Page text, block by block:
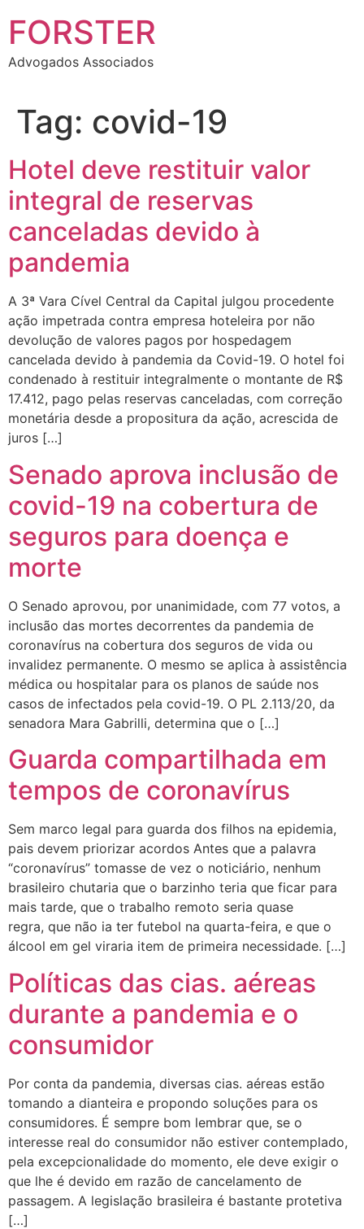
FORSTER
Advogados Associados
Tag: covid-19
Hotel deve restituir valor
integral de reservas
canceladas devido à
pandemia
A 3ª Vara Cível Central da Capital julgou procedente
ação impetrada contra empresa hoteleira por não
devolução de valores pagos por hospedagem
cancelada devido à pandemia da Covid-19. O hotel foi
condenado à restituir integralmente o montante de R$
17.412, pago pelas reservas canceladas, com correção
monetária desde a propositura da ação, acrescida de
juros […]
Senado aprova inclusão de
covid-19 na cobertura de
seguros para doença e
morte
O Senado aprovou, por unanimidade, com 77 votos, a
inclusão das mortes decorrentes da pandemia de
coronavírus na cobertura dos seguros de vida ou
invalidez permanente. O mesmo se aplica à assistência
médica ou hospitalar para os planos de saúde nos
casos de infectados pela covid-19. O PL 2.113/20, da
senadora Mara Gabrilli, determina que o […]
Guarda compartilhada em
tempos de coronavírus
Sem marco legal para guarda dos filhos na epidemia,
pais devem priorizar acordos Antes que a palavra
“coronavírus” tomasse de vez o noticiário, nenhum
brasileiro chutaria que o barzinho teria que ficar para
mais tarde, que o trabalho remoto seria quase
regra, que não ia ter futebol na quarta-feira, e que o
álcool em gel viraria item de primeira necessidade. […]
Políticas das cias. aéreas
durante a pandemia e o
consumidor
Por conta da pandemia, diversas cias. aéreas estão
tomando a dianteira e propondo soluções para os
consumidores. É sempre bom lembrar que, se o
interesse real do consumidor não estiver contemplado,
pela excepcionalidade do momento, ele deve exigir o
que lhe é devido em razão de cancelamento de
passagem. A legislação brasileira é bastante protetiva
[…]